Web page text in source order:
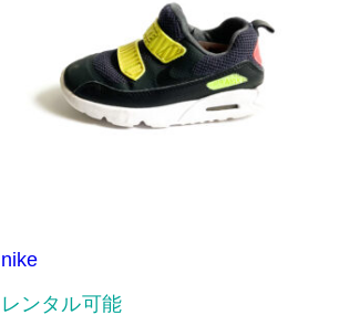
nike
レンタル可能